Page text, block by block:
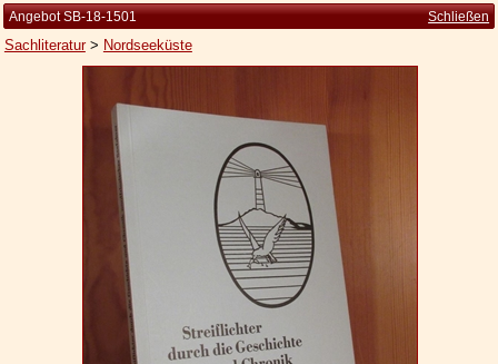
Zur Person
Kleine Kulturgeschichte
Die Brockhaus Auflagen
Die Meyer Auflagen
Zu den Angeboten
Angebot SB-18-1501 Schließen
Sachliteratur> Nordseeküste